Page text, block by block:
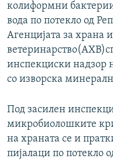
колиформни
вода по потекло од
Агенцијата за храна и
инспекциски надзор
со изворска
Под засилен
микробиолошките
на храната се и
пијалаци по потекло